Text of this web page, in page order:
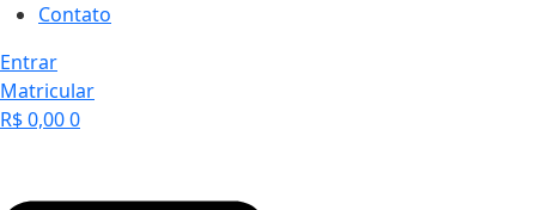
Contato
Entrar
Matricular
R$0,000